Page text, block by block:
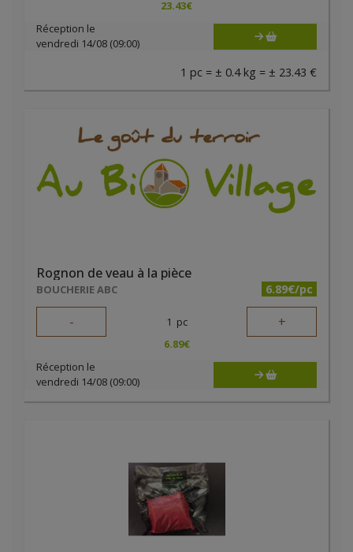
23.43€
Réception le
vendredi 14/08 (09:00)
1 pc = ± 0.4 kg = ± 23.43 €
Rognon de veau à la pièce
BOUCHERIE ABC 6.89€/pc
- 1 pc +
6.89€
Réception le
vendredi 14/08 (09:00)